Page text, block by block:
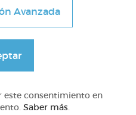
cuerpo
DOCS (3)
Avanzada
este consentimiento en
Saber más.